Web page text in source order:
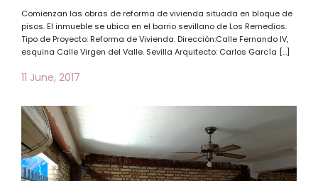
Comienzan las obras de reforma de vivienda situada en bloque de
pisos. El inmueble se ubica en el barrio sevillano de Los Remedios.
Tipo de Proyecto: Reforma de Vivienda. Dirección:Calle Fernando IV,
esquina Calle Virgen del Valle. Sevilla Arquitecto: Carlos García […]
11 June, 2017